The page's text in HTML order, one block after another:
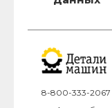
8-800-333-2067